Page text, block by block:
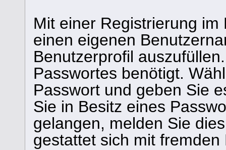
Mit einer Registrierung
einen eigenen
Benutzerprofil
Passwortes benötigt.
Passwort und geben Sie
Sie in Besitz eines
gelangen, melden Sie
gestattet sich mit